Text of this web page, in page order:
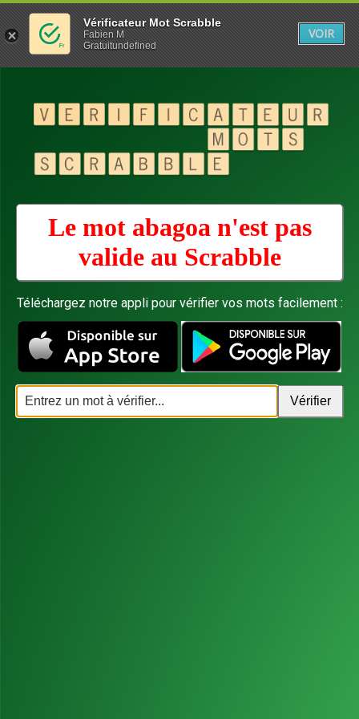
Le mot abagoa n'est pas
valide au Scrabble
Téléchargez notre appli pour vérifier vos mots facilement :
Vérificateur Mot Scrabble
Fabien M
Gratuitundefined
VOIR